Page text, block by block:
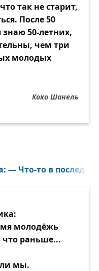
так не старит,
После 50
50-летних,
чем три
молодых
Коко Шанель
— Что-то в
молодёжь
что раньше...
мы.